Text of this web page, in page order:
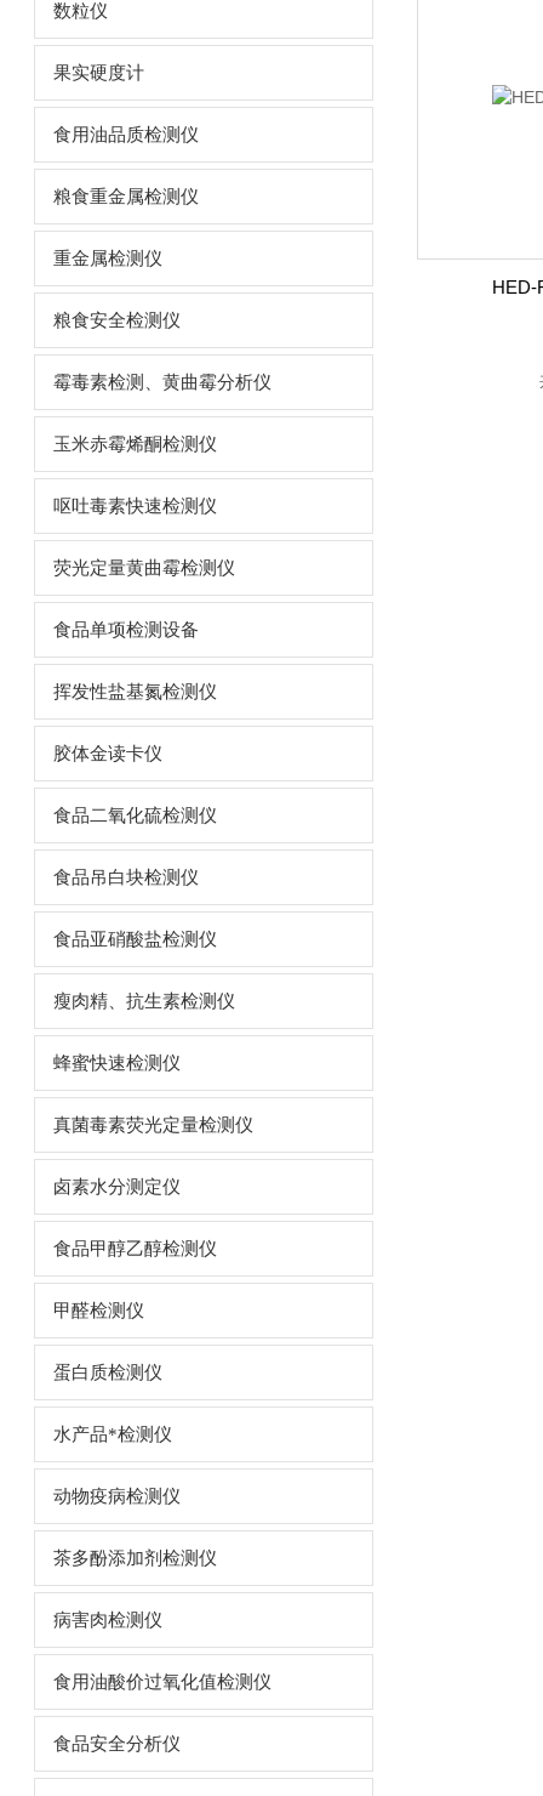
数粒仪
果实硬度计
食用油品质检测仪
粮食重金属检测仪
重金属检测仪
粮食安全检测仪
霉毒素检测、黄曲霉分析仪
玉米赤霉烯酮检测仪
呕吐毒素快速检测仪
荧光定量黄曲霉检测仪
食品单项检测设备
挥发性盐基氮检测仪
胶体金读卡仪
食品二氧化硫检测仪
食品吊白块检测仪
食品亚硝酸盐检测仪
瘦肉精、抗生素检测仪
蜂蜜快速检测仪
真菌毒素荧光定量检测仪
卤素水分测定仪
食品甲醇乙醇检测仪
甲醛检测仪
蛋白质检测仪
水产品*检测仪
动物疫病检测仪
茶多酚添加剂检测仪
病害肉检测仪
食用油酸价过氧化值检测仪
食品安全分析仪
HED-